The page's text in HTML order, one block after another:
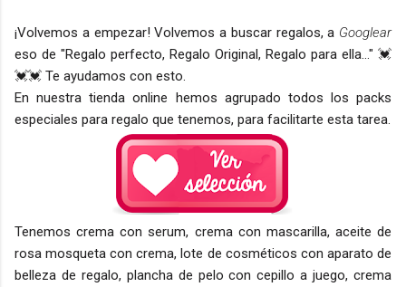
¡Volvemos a empezar! Volvemos a buscar regalos, a Googlear
eso de "Regalo perfecto, Regalo Original, Regalo para ella..." 💓
💓💓 Te ayudamos con esto.
En nuestra tienda online hemos agrupado todos los packs
especiales para regalo que tenemos, para facilitarte esta tarea.
Tenemos crema con serum, crema con mascarilla, aceite de
rosa mosqueta con crema, lote de cosméticos con aparato de
belleza de regalo, plancha de pelo con cepillo a juego, crema